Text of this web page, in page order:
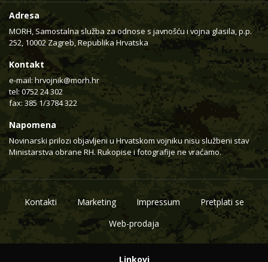
Adresa
MORH, Samostalna služba za odnose s javnošću i vojna glasila, p.p.
252, 10002 Zagreb, Republika Hrvatska
Kontakt
e-mail: hrvojnik@morh.hr
tel: 0752 24 302
fax: 385 1/3784 322
Napomena
Novinarski prilozi objavljeni u Hrvatskom vojniku nisu službeni stav
Ministarstva obrane RH. Rukopise i fotografije ne vraćamo.
Kontakti Marketing Impressum
Pretplati se
Web-prodaja
Linkovi